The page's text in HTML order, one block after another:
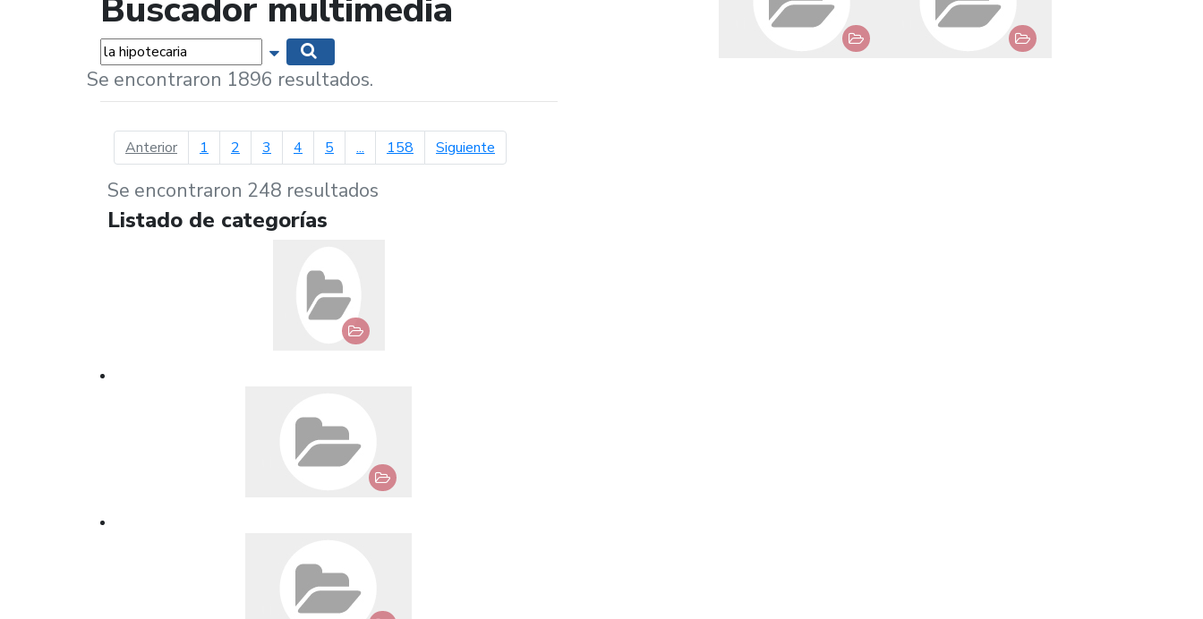
Buscador multimedia
Palabras... Mostrar opciones de búsqueda
Se encontraron 1896 resultados.
Anteriorpágina anterior
1 2 3 4 5 ... 158 Siguientepágina siguiente
Se encontraron 248 resultados
Listado de categorías